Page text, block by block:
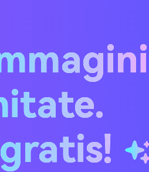
le caratteristiche del
e [realistico/rinfrescato/giovane]